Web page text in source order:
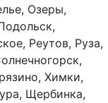
Озеры,
Реутов, Руза,
Химки,
Щербинка,